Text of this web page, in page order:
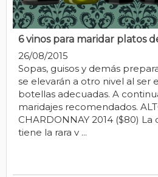
6 vinos para maridar platos
26/08/2015
Sopas, guisos y demás
se elevarán a otro nivel al ser
botellas adecuadas. A
maridajes recomendados.
CHARDONNAY 2014 ($80)
tiene la rara v ...